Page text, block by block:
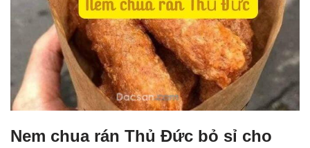
Nem chua rán Thủ Đức bỏ sỉ cho